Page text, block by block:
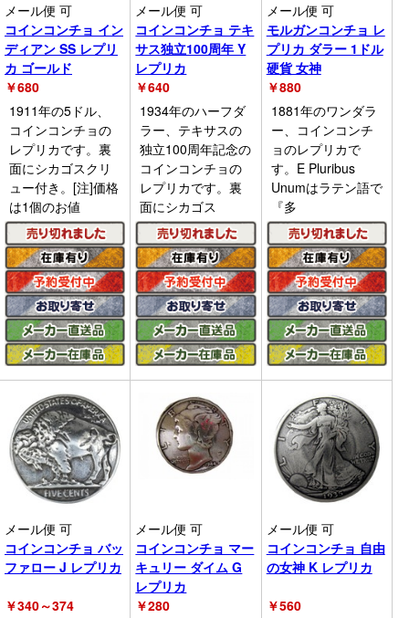
メール便 可
コインコンチョ イン
ディアン SS レプリ
カ ゴールド
￥680
1911年の5ドル、
コインコンチョの
レプリカです。裏
面にシカゴスクリ
ュー付き。[注]価格
は1個のお値
メール便 可
コインコンチョ テキ
サス独立100周年 Y
レプリカ
￥640
1934年のハーフダ
ラー、テキサスの
独立100周年記念の
コインコンチョの
レプリカです。裏
面にシカゴス
メール便 可
モルガンコンチョ レ
プリカ ダラー 1ドル
硬貨 女神
￥880
1881年のワンダラ
ー、コインコンチ
ョのレプリカで
す。E Pluribus
Unumはラテン語で
『多
メール便 可
コインコンチョ バッ
ファロー J レプリカ
￥340～374
メール便 可
コインコンチョ マー
キュリー ダイム G
レプリカ
￥280
メール便 可
コインコンチョ 自由
の女神 K レプリカ
￥560